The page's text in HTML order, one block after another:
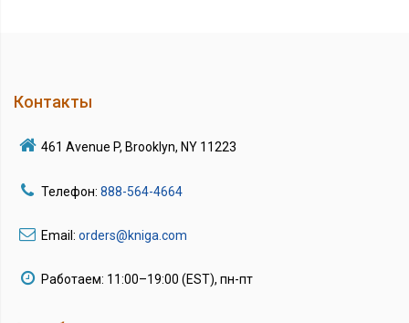
Контакты
461 Avenue P, Brooklyn, NY 11223
Телефон: 888-564-4664
Email: orders@kniga.com
Работаем: 11:00–19:00 (EST), пн-пт